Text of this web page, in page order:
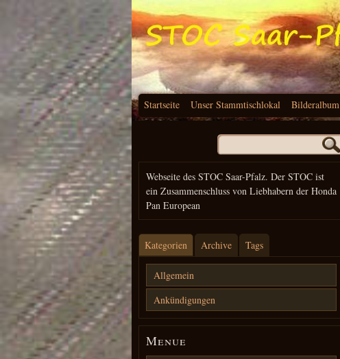
Startseite Unser Stammtischlokal Bilderalbum
nach:
Webseite des STOC Saar-Pfalz. Der STOC ist
ein Zusammenschluss von Liebhabern der Honda
Pan European
Kategorien Archive Tags
Allgemein
Ankündigungen
Menue